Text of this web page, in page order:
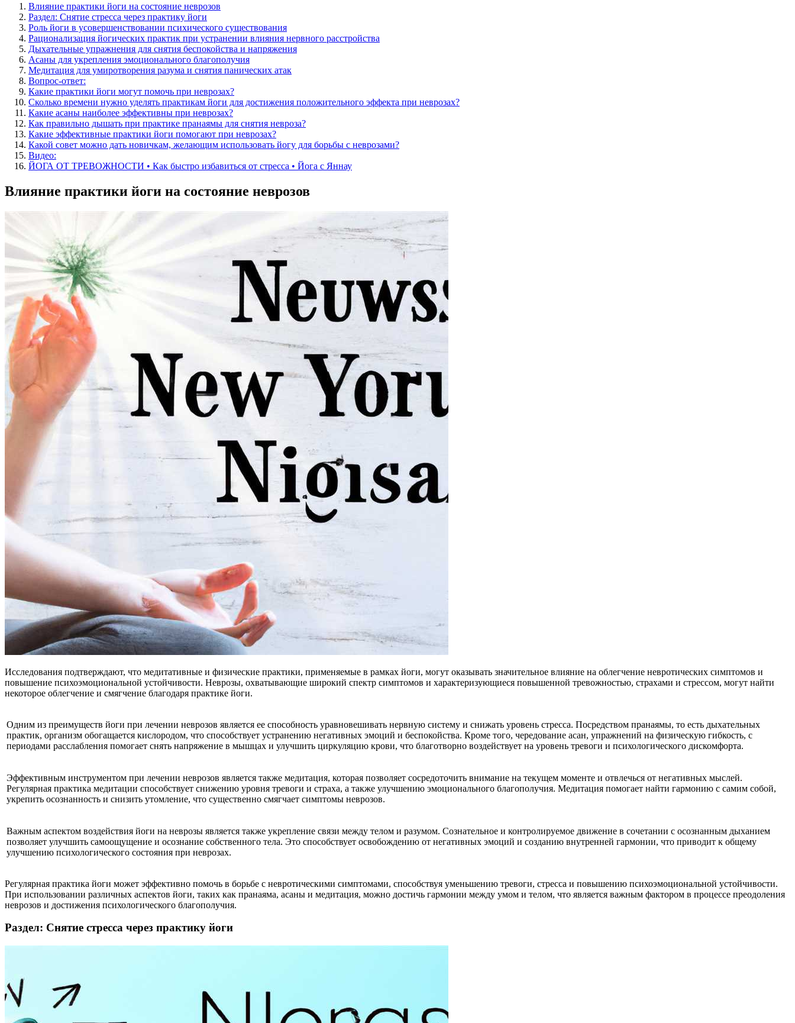
Влияние практики йоги на состояние неврозов
Раздел: Снятие стресса через практику йоги
Роль йоги в усовершенствовании психического существования
Рационализация йогических практик при устранении влияния нервного расстройства
Дыхательные упражнения для снятия беспокойства и напряжения
Асаны для укрепления эмоционального благополучия
Медитация для умиротворения разума и снятия панических атак
Вопрос-ответ:
Какие практики йоги могут помочь при неврозах?
Сколько времени нужно уделять практикам йоги для достижения положительного эффекта при неврозах?
Какие асаны наиболее эффективны при неврозах?
Как правильно дышать при практике пранаямы для снятия невроза?
Какие эффективные практики йоги помогают при неврозах?
Какой совет можно дать новичкам, желающим использовать йогу для борьбы с неврозами?
Видео:
ЙОГА ОТ ТРЕВОЖНОСТИ • Как быстро избавиться от стресса • Йога с Яннау
Влияние практики йоги на состояние неврозов
Исследования подтверждают, что медитативные и физические практики, применяемые в рамках йоги, могут оказывать значительное влияние на облегчение невротических симптомов и
повышение психоэмоциональной устойчивости. Неврозы, охватывающие широкий спектр симптомов и характеризующиеся повышенной тревожностью, страхами и стрессом, могут найти
некоторое облегчение и смягчение благодаря практике йоги.
Одним из преимуществ йоги при лечении неврозов является ее способность уравновешивать нервную систему и снижать уровень стресса. Посредством пранаямы, то есть дыхательных
практик, организм обогащается кислородом, что способствует устранению негативных эмоций и беспокойства. Кроме того, чередование асан, упражнений на физическую гибкость, с
периодами расслабления помогает снять напряжение в мышцах и улучшить циркуляцию крови, что благотворно воздействует на уровень тревоги и психологического дискомфорта.
Эффективным инструментом при лечении неврозов является также медитация, которая позволяет сосредоточить внимание на текущем моменте и отвлечься от негативных мыслей.
Регулярная практика медитации способствует снижению уровня тревоги и страха, а также улучшению эмоционального благополучия. Медитация помогает найти гармонию с самим собой,
укрепить осознанность и снизить утомление, что существенно смягчает симптомы неврозов.
Важным аспектом воздействия йоги на неврозы является также укрепление связи между телом и разумом. Сознательное и контролируемое движение в сочетании с осознанным дыханием
позволяет улучшить самоощущение и осознание собственного тела. Это способствует освобождению от негативных эмоций и созданию внутренней гармонии, что приводит к общему
улучшению психологического состояния при неврозах.
Регулярная практика йоги может эффективно помочь в борьбе с невротическими симптомами, способствуя уменьшению тревоги, стресса и повышению психоэмоциональной устойчивости.
При использовании различных аспектов йоги, таких как пранаяма, асаны и медитация, можно достичь гармонии между умом и телом, что является важным фактором в процессе преодоления
неврозов и достижения психологического благополучия.
Раздел: Снятие стресса через практику йоги